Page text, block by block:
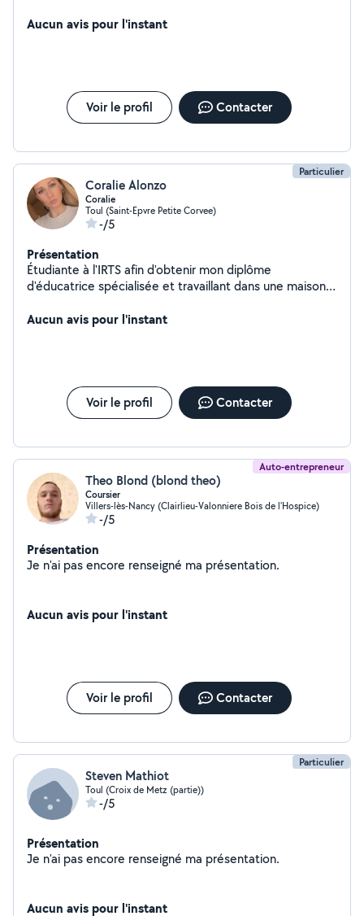
Aucun avis pour l'instant
Voir le profil Contacter
Particulier
Coralie Alonzo
Coralie
Toul (Saint-Epvre Petite Corvee)
-/5
Présentation
Étudiante à l'IRTS afin d'obtenir mon diplôme
d'éducatrice spécialisée et travaillant dans une maison
tels que du baby-sitting ou autres services .
Aucun avis pour l'instant
Voir le profil Contacter
Auto-entrepreneur
Theo Blond (blond theo)
Coursier
Villers-lès-Nancy (Clairlieu-Valonniere Bois de l'Hospice)
-/5
Présentation
Je n'ai pas encore renseigné ma présentation.
Aucun avis pour l'instant
Voir le profil Contacter
Particulier
Steven Mathiot
Toul (Croix de Metz (partie))
-/5
Présentation
Je n'ai pas encore renseigné ma présentation.
Aucun avis pour l'instant